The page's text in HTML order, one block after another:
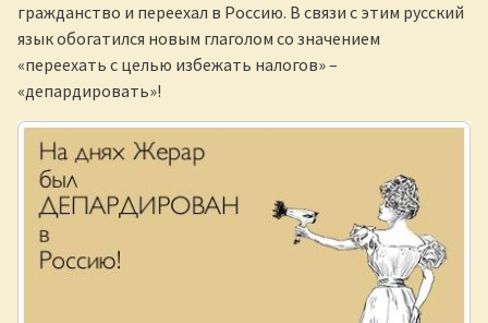
гражданство и переехал в Россию. В связи с этим русский
язык обогатился новым глаголом со значением
«переехать с целью избежать налогов» –
«депардировать»!